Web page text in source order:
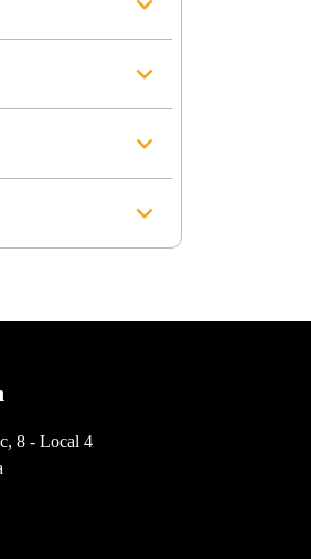
8 - Local 4